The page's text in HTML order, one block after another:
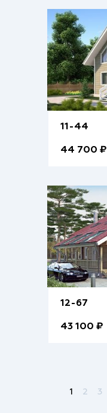
11-44
44 700 ₽
12-67
43 100 ₽
1 2 3